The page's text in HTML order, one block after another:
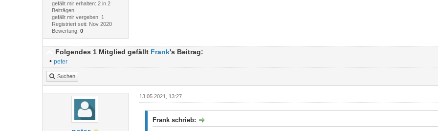
gefällt mir erhalten: 2 in 2
Beiträgen
gefällt mir vergeben: 1
Registriert seit: Nov 2020
Bewertung: 0
Folgendes 1 Mitglied gefällt Frank's Beitrag:
• peter
Suchen
13.05.2021, 13:27
Frank schrieb: